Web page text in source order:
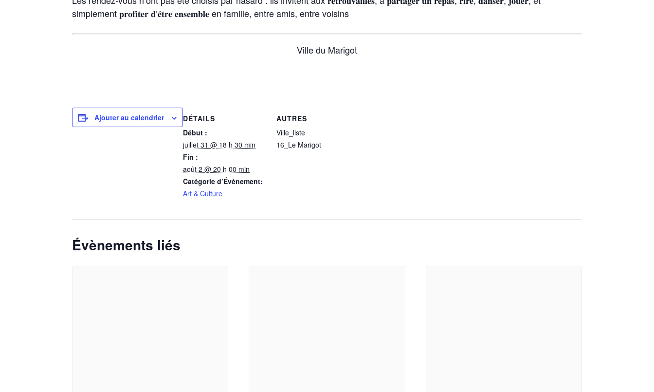
simplement 𝐩𝐫𝐨𝐟𝐢𝐭𝐞𝐫 𝐝’𝐞̂𝐭𝐫𝐞 𝐞𝐧𝐬𝐞𝐦𝐛𝐥𝐞 en famille, entre amis, entre voisins
Ville du Marigot
Ajouter au calendrier
DÉTAILS
Début :
juillet 31 @ 18 h 30 min
Fin :
août 2 @ 20 h 00 min
Catégorie d’Évènement:
Art & Culture
AUTRES
Ville_liste
16_Le Marigot
Évènements liés